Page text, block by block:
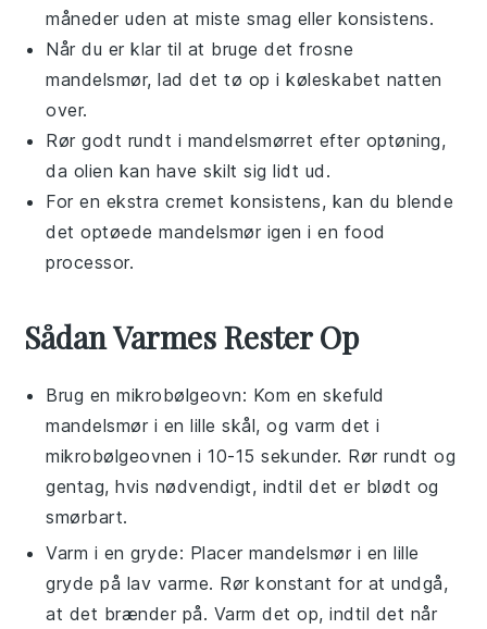
måneder uden at miste smag eller konsistens.
Når du er klar til at bruge det frosne
mandelsmør, lad det tø op i køleskabet natten
over.
Rør godt rundt i mandelsmørret efter optøning,
da olien kan have skilt sig lidt ud.
For en ekstra cremet konsistens, kan du blende
det optøedemandelsmør igen i en food
processor.
Sådan Varmes Rester Op
Brug enmikrobølgeovn: Kom en skefuld
mandelsmør i en lille skål, og varm det i
mikrobølgeovnen i 10-15 sekunder. Rør rundt og
gentag, hvis nødvendigt, indtil det er blødt og
smørbart.
Varm i engryde: Placermandelsmør i en lille
gryde på lav varme. Rør konstant for at undgå,
at det brænder på. Varm det op, indtil det når